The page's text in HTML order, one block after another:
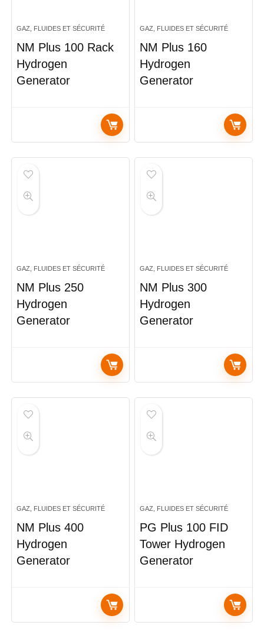
GAZ, FLUIDES ET SÉCURITÉ
NM Plus 100 Rack
Hydrogen
Generator
GAZ, FLUIDES ET SÉCURITÉ
NM Plus 160
Hydrogen
Generator
GAZ, FLUIDES ET SÉCURITÉ
NM Plus 250
Hydrogen
Generator
GAZ, FLUIDES ET SÉCURITÉ
NM Plus 300
Hydrogen
Generator
GAZ, FLUIDES ET SÉCURITÉ
NM Plus 400
Hydrogen
Generator
GAZ, FLUIDES ET SÉCURITÉ
PG Plus 100 FID
Tower Hydrogen
Generator